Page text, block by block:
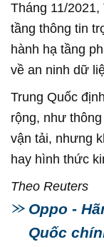
Tháng 11/
tầng thông tin
hành hạ tầng
về an ninh dữ
Trung Quốc
rộng, như
vận tải, nhưng
hay hình thức
Theo Reuters
Oppo -
Quốc